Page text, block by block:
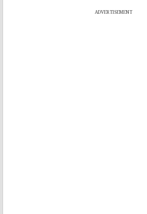
ADVERTISEMENT